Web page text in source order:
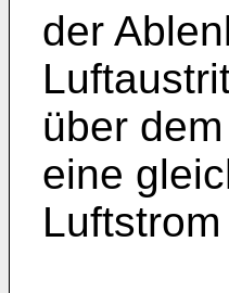
der
über
eine